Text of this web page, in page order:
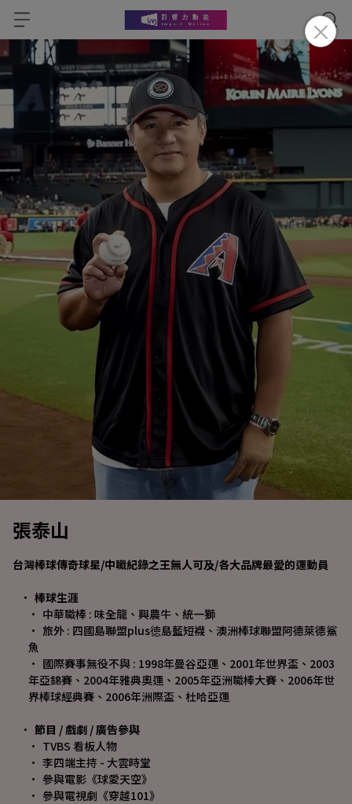
張泰山
台灣棒球傳奇球星/中職紀錄之王無人可及/各大品牌最愛的運動員
棒球生涯
中華職棒 : 味全龍、興農牛、統一獅
旅外 : 四國島聯盟plus徳島藍短襪、澳洲棒球聯盟阿德萊德鯊
魚
國際賽事無役不與 : 1998年曼谷亞運、2001年世界盃、2003
年亞錦賽、2004年雅典奧運、2005年亞洲職棒大賽、2006年世
界棒球經典賽、2006年洲際盃、杜哈亞運
節目 / 戲劇 / 廣告參與
TVBS 看板人物
李四端主持 - 大雲時堂
參與電影《球愛天空》
參與電視劇《穿越101》